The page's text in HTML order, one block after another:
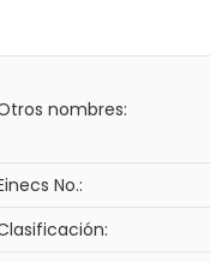
nombres:
No.: